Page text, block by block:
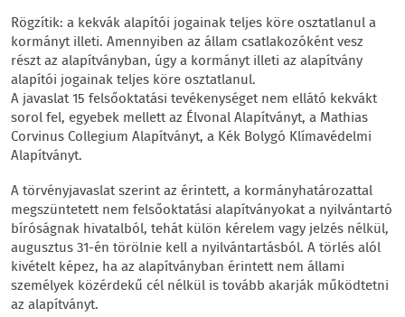
Rögzítik: a kekvák alapítói jogainak teljes köre osztatlanul a
kormányt illeti. Amennyiben az állam csatlakozóként vesz
részt az alapítványban, úgy a kormányt illeti az alapítvány
alapítói jogainak teljes köre osztatlanul.
A javaslat 15 felsőoktatási tevékenységet nem ellátó kekvákt
sorol fel, egyebek mellett az Élvonal Alapítványt, a Mathias
Corvinus Collegium Alapítványt, a Kék Bolygó Klímavédelmi
Alapítványt.
A törvényjavaslat szerint az érintett, a kormányhatározattal
megszüntetett nem felsőoktatási alapítványokat a nyilvántartó
bíróságnak hivatalból, tehát külön kérelem vagy jelzés nélkül,
augusztus 31-én törölnie kell a nyilvántartásból. A törlés alól
kivételt képez, ha az alapítványban érintett nem állami
személyek közérdekű cél nélkül is tovább akarják működtetni
az alapítványt.